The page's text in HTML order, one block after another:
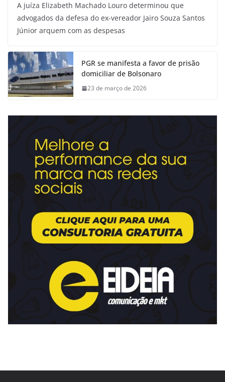
A juíza Elizabeth Machado Louro determinou que
advogados da defesa do ex-vereador Jairo Souza Santos
Júnior arquem com as despesas
PGR se manifesta a favor de prisão
domiciliar de Bolsonaro
23 de março de 2026